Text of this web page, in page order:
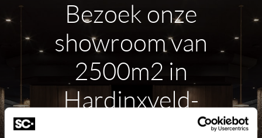
Voor vragen neem gerust contact
+31 10 28 575 85
projects@stonecompany.nl
Bezoek onze
showroom van
2500m2 in
Hardinxveld-